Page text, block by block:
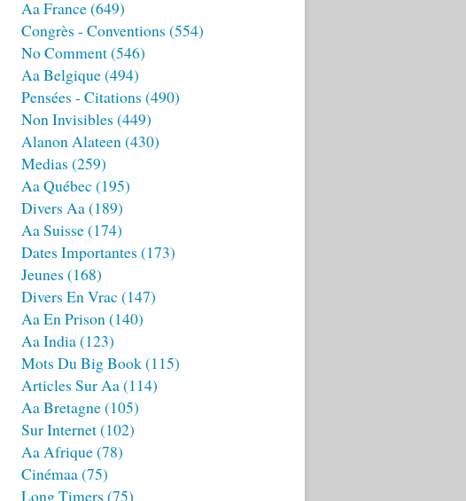
Aa France(649)
Congrès - Conventions (554)
No Comment(546)
Aa Belgique(494)
Pensées - Citations (490)
Non Invisibles (449)
Alanon Alateen(430)
Medias (259)
Aa Québec (195)
Divers Aa(189)
Aa Suisse(174)
Dates Importantes (173)
Jeunes (168)
Divers En Vrac (147)
Aa En Prison(140)
Aa India(123)
Mots Du Big Book(115)
Articles Sur Aa(114)
Aa Bretagne(105)
Sur Internet(102)
Aa Afrique(78)
Cinémaa(75)
Long Timers (75)